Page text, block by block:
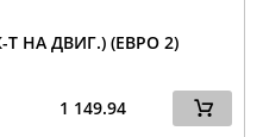
НА ДВИГ.) (ЕВРО 2)
1 149.94